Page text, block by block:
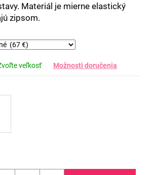
Materiál je mierne elastický
zipsom.
veľkosť Možnosti doručenia